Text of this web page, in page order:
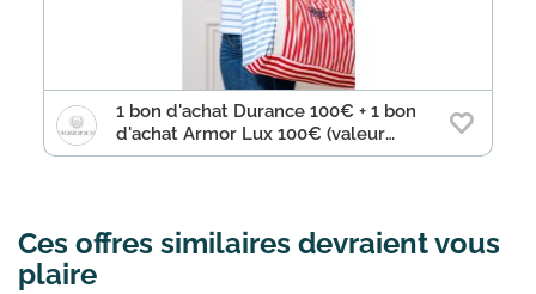
1 bon d'achat Durance 100€ + 1 bon
d'achat Armor Lux 100€ (valeur
200€) à gagner
Ces offres similaires devraient vous
plaire